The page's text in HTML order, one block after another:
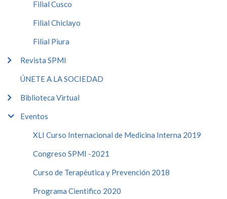
Filial Cusco
Filial Chiclayo
Filial Piura
Revista SPMI
ÚNETE A LA SOCIEDAD
Biblioteca Virtual
Eventos
XLI Curso Internacional de Medicina Interna 2019
Congreso SPMI -2021
Curso de Terapéutica y Prevención 2018
Programa Cientifico 2020